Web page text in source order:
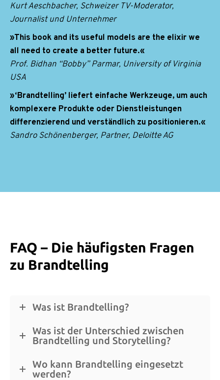
Kurt Aeschbacher, Schweizer TV-Moderator,
Journalist und Unternehmer
»This book and its useful models are the elixir we
all need to create a better future.«
Prof. Bidhan “Bobby” Parmar, University of Virginia
USA
»‘Brandtelling’ liefert einfache Werkzeuge, um auch
komplexere Produkte oder Dienstleistungen
differenzierend und verständlich zu positionieren.«
Sandro Schönenberger, Partner, Deloitte AG
FAQ – Die häufigsten Fragen
zu Brandtelling
Was ist Brandtelling?
Was ist der Unterschied zwischen
Brandtelling und Storytelling?
Wo kann Brandtelling eingesetzt
werden?